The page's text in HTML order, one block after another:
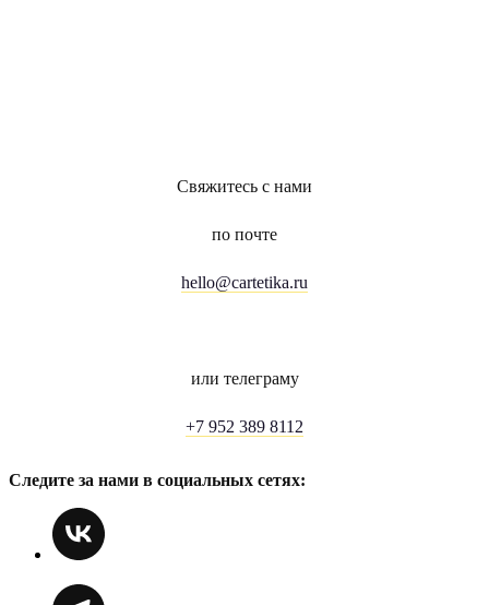
Свяжитесь с нами
по почте
hello@cartetika.ru
или телеграму
+7 952 389 8112
Следите за нами в социальных сетях: